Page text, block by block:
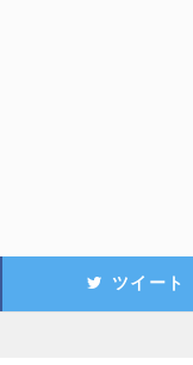
ツイート